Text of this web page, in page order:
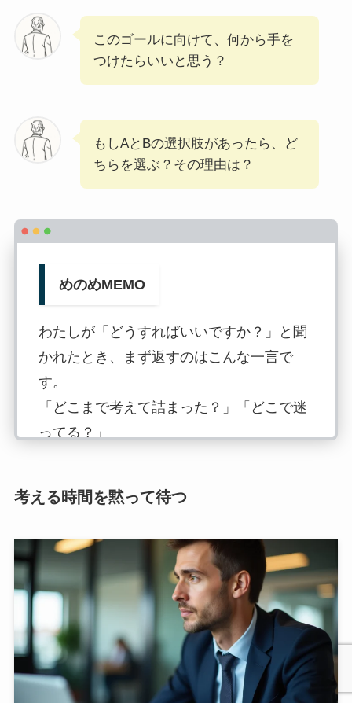
このゴールに向けて、何から手を
つけたらいいと思う？
もしAとBの選択肢があったら、ど
ちらを選ぶ？その理由は？
めのめMEMO
わたしが「どうすればいいですか？」と聞
かれたとき、まず返すのはこんな一言で
す。
「どこまで考えて詰まった？」「どこで迷
ってる？」
た”という前提で問いかけること。そして、
するトーンを崩さないことです。
頭ごなしに「自分で考えて」と突き放すと
部下は萎縮しますが、「詰まったのはど
こ？」なら、部下は自分の思考をたどり直
せます。答えではなく、考えの続きを引き
出すイメージです。
考える時間を黙って待つ